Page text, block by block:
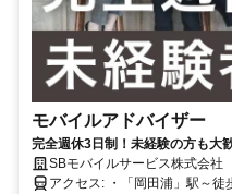
モバイルアドバイザー
完全週休3日制！未経験の方も大
SBモバイルサービス株式会社
アクセス: ・「岡田浦」駅～